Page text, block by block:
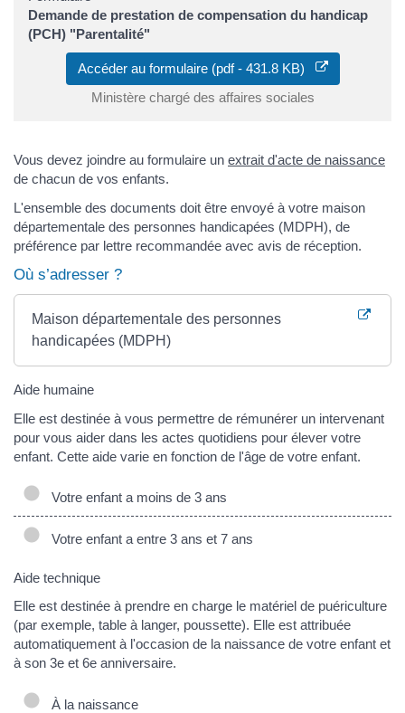
Demande de prestation de compensation du handicap
(PCH) "Parentalité"
Accéder au formulaire (pdf - 431.8 KB)
Ministère chargé des affaires sociales
Vous devez joindre au formulaire un extrait d'acte de naissance
de chacun de vos enfants.
L'ensemble des documents doit être envoyé à votre maison
départementale des personnes handicapées (MDPH), de
préférence par lettre recommandée avec avis de réception.
Où s’adresser ?
Maison départementale des personnes
handicapées (MDPH)
Aide humaine
Elle est destinée à vous permettre de rémunérer un intervenant
pour vous aider dans les actes quotidiens pour élever votre
enfant. Cette aide varie en fonction de l'âge de votre enfant.
Votre enfant a moins de 3 ans
Votre enfant a entre 3 ans et 7 ans
Aide technique
Elle est destinée à prendre en charge le matériel de puériculture
(par exemple, table à langer, poussette). Elle est attribuée
automatiquement à l'occasion de la naissance de votre enfant et
à son 3e et 6e anniversaire.
À la naissance